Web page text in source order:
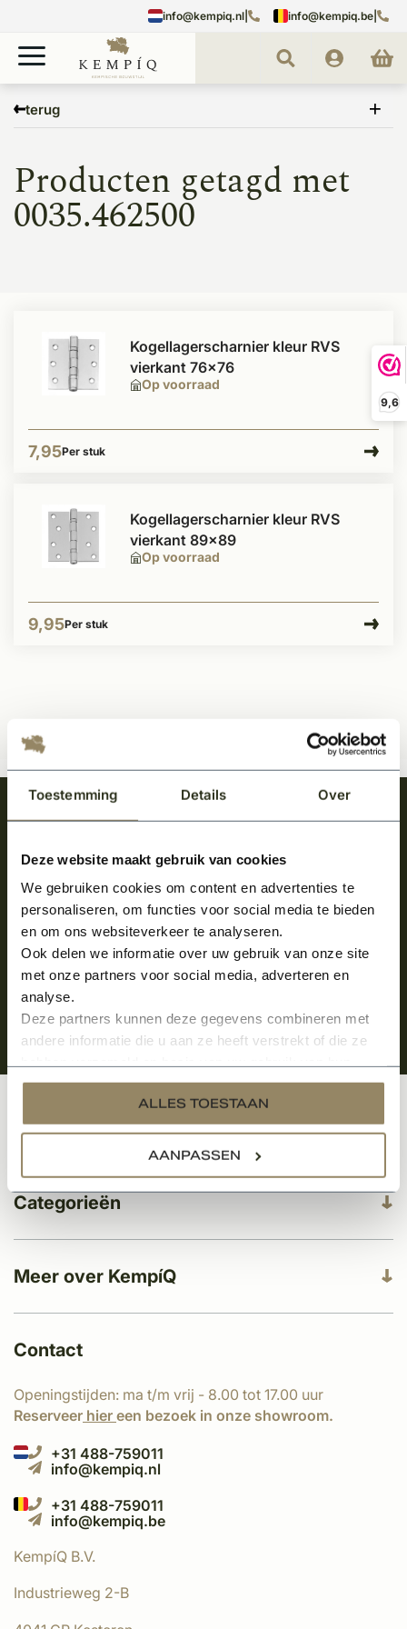
Toestemming Details Over
Deze website maakt gebruik van cookies
We gebruiken cookies om content en advertenties te
personaliseren, om functies voor social media te bieden
en om ons websiteverkeer te analyseren.
Ook delen we informatie over uw gebruik van onze site
met onze partners voor social media, adverteren en
analyse.
Deze partners kunnen deze gegevens combineren met
andere informatie die u aan ze heeft verstrekt of die ze
services.
ALLES TOESTAAN
AANPASSEN
9,6
info@kempiq.nl info@kempiq.be
terug
0035.462500
Producten getagd met
0035.462500
Op voorraad
Kogellagerscharnier kleur RVS
vierkant 76x76
7,95Per stuk
Op voorraad
Kogellagerscharnier kleur RVS
vierkant 89x89
9,95Per stuk
Meld je aan en ontvang het laatste nieuws
Meer over KempíQ
Klantenservice
Categorieën
Contact
Openingstijden: ma t/m vrij - 8.00 tot 17.00 uur
Reserveer hier een bezoek in onze showroom.
+31 488-759011
info@kempiq.nl
+31 488-759011
info@kempiq.be
KempíQ B.V.
Industrieweg 2-B